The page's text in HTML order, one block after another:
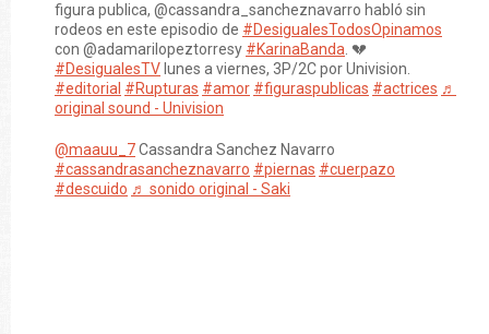
figura publica, @cassandra_sancheznavarro habló sin
rodeos en este episodio de #DesigualesTodosOpinamos
con @adamarilopeztorresy #KarinaBanda . 💔
#DesigualesTV lunes a viernes, 3P/2C por Univision.
#editorial #Rupturas #amor #figuraspublicas #actrices ♬
original sound - Univision
@maauu_7Cassandra Sanchez Navarro
#cassandrasancheznavarro #piernas #cuerpazo
#descuido ♬ sonido original - Saki